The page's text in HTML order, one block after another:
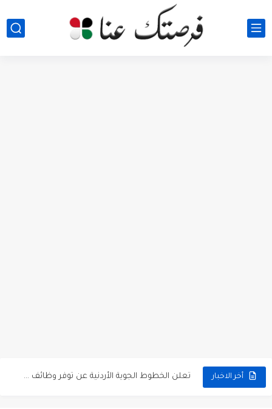
أخر الاخبار تعلن الخطوط الجوية الأردنية عن توفر وظائف شاغرة لمضيفي طيران